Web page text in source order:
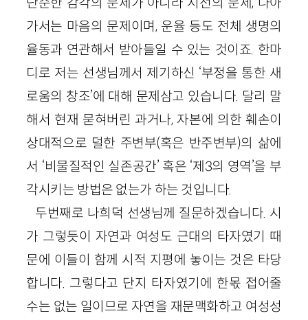
가서는 마음의 문제이며, 운율 등도 전체 생명의
율동과 연관해서 받아들일 수 있는 것이죠. 한마
디로 저는 선생님께서 제기하신 ‘부정을 통한 새
로움의 창조’에 대해 문제삼고 있습니다. 달리 말
해서 현재 묻혀버린 과거나, 자본에 의한 훼손이
상대적으로 덜한 주변부(혹은 반주변부)의 삶에
서 ‘비물질적인 실존공간’ 혹은 ‘제3의 영역’을 부
각시키는 방법은 없는가 하는 것입니다.
두번째로 나희덕 선생님께 질문하겠습니다. 시
가 그렇듯이 자연과 여성도 근대의 타자였기 때
문에 이들이 함께 시적 지평에 놓이는 것은 타당
합니다. 그렇다고 단지 타자였기에 한몫 접어줄
수는 없는 일이므로 자연을 재문맥화하고 여성성